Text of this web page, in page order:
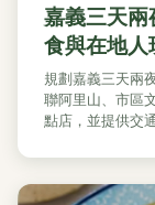
嘉義三天
食與在地
規劃嘉義三天兩
聯阿里山、市區
點店，並提供交